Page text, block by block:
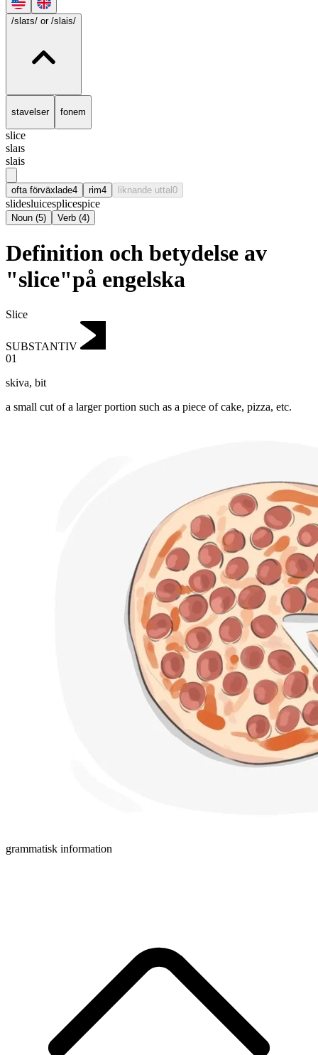
/slaɪs/ or /slais/
stavelser fonem
slice
slaɪs
slais
ofta förväxlade4 rim4 liknande uttal0
slidesluicesplicespice
Noun (5) Verb (4)
Definition och betydelse av
"slice"på engelska
Slice
SUBSTANTIV
01
skiva, bit
a small cut of a larger portion such as a piece of cake, pizza, etc.
grammatisk information